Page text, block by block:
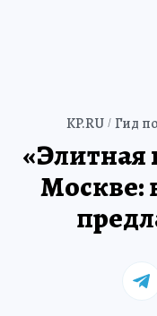
KP.RU Гид
Москве: